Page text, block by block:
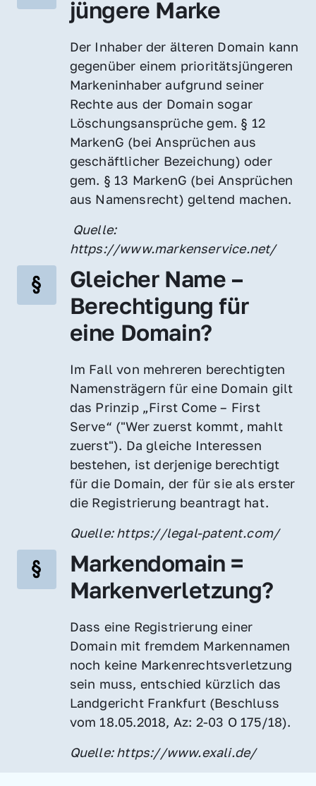
jüngere Marke
Der Inhaber der älteren Domain kann
gegenüber einem prioritätsjüngeren
Markeninhaber aufgrund seiner
Rechte aus der Domain sogar
Löschungsansprüche gem. § 12
MarkenG (bei Ansprüchen aus
geschäftlicher Bezeichung) oder
gem. § 13 MarkenG (bei Ansprüchen
aus Namensrecht) geltend machen.
https://www.markenservice.net/
Gleicher Name –
Berechtigung für
eine Domain?
Im Fall von mehreren berechtigten
Namensträgern für eine Domain gilt
das Prinzip „First Come – First
Serve“ ("Wer zuerst kommt, mahlt
zuerst"). Da gleiche Interessen
bestehen, ist derjenige berechtigt
für die Domain, der für sie als erster
die Registrierung beantragt hat.
Quelle: https://legal-patent.com/
Markendomain =
Markenverletzung?
Dass eine Registrierung einer
Domain mit fremdem Markennamen
noch keine Markenrechtsverletzung
sein muss, entschied kürzlich das
Landgericht Frankfurt (Beschluss
vom 18.05.2018, Az: 2-03 O 175/18).
Quelle: https://www.exali.de/